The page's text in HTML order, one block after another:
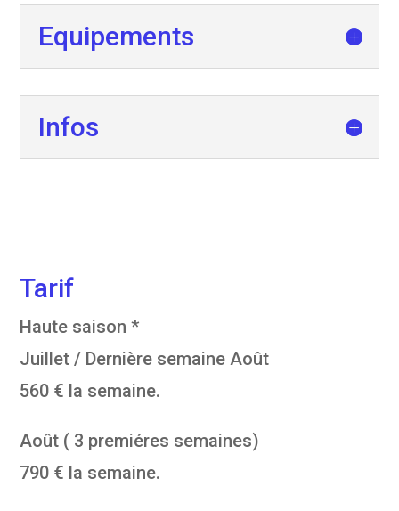
Equipements
Infos
Tarif
Haute saison *
Juillet / Dernière semaine Août
560 € la semaine.
Août ( 3 premiéres semaines)
790 € la semaine.